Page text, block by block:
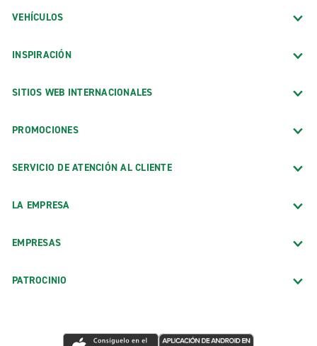
VEHÍCULOS
INSPIRACIÓN
SITIOS WEB INTERNACIONALES
PROMOCIONES
SERVICIO DE ATENCIÓN AL CLIENTE
LA EMPRESA
EMPRESAS
PATROCINIO